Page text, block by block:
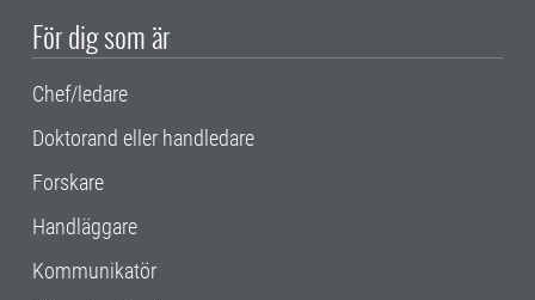
För dig som är
Chef/ledare
Doktorand eller handledare
Forskare
Handläggare
Kommunikatör